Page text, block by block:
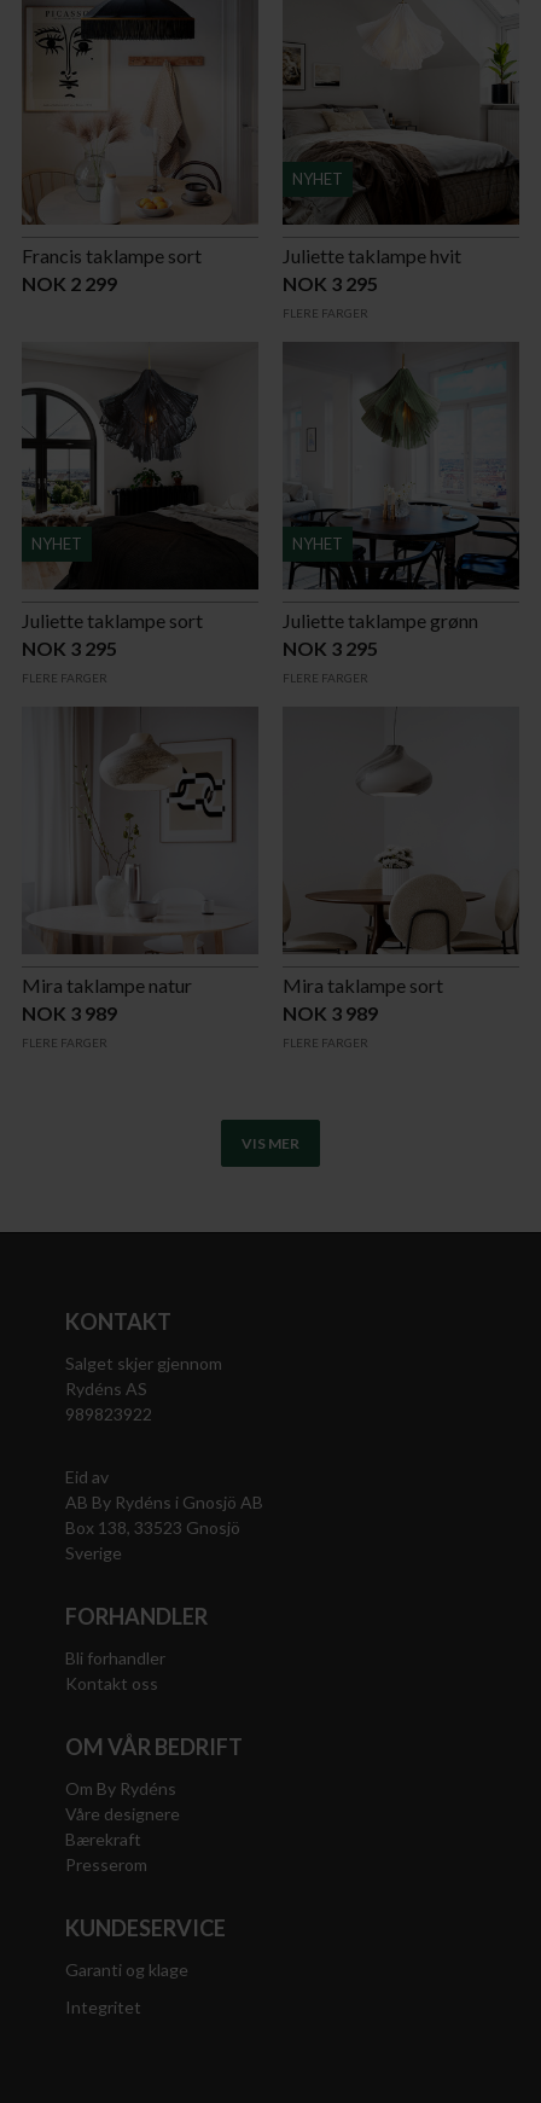
Francis taklampe sort
NOK 2 299
NYHET
Juliette taklampe hvit
NOK 3 295
FLERE FARGER
NYHET
Juliette taklampe sort
NOK 3 295
FLERE FARGER
NYHET
Juliette taklampe grønn
NOK 3 295
FLERE FARGER
Mira taklampe natur
NOK 3 989
FLERE FARGER
Mira taklampe sort
NOK 3 989
FLERE FARGER
VIS MER
KONTAKT
Salget skjer gjennom
Rydéns AS
989823922
Eid av
AB By Rydéns i Gnosjö AB
Box 138, 33523 Gnosjö
Sverige
FORHANDLER
Bli forhandler
Kontakt oss
OM VÅR BEDRIFT
Om By Rydéns
Våre designere
Bærekraft
Presserom
KUNDESERVICE
Garanti og klage
Integritet